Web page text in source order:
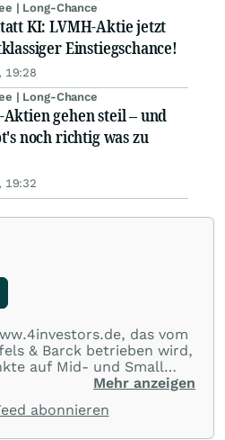
| Long-Chance
KI: LVMH-Aktie jetzt
Einstiegschance!
19:28
| Long-Chance
gehen steil – und
noch richtig was zu
19:32
das vom
& Barck betrieben wird,
auf Mid- und Small
Raum. Der
werden besonders genau
Mehr anzeigen
abonnieren